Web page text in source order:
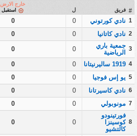
# فريق ل
خارج الارض
استقبل
1 نادي كورتوني 0
0
2 نادي كاتانيا 0
0
3 جمعية باري
الرياضية
0
0
4 1919 ساليرنيتانا 0
0
5 يو إس فوجيا 0
0
6 نادي كاسيرتانا 0
0
7 مونوبولي 0
0
8
فورتينودو
كوسينزا
كالتشيو
0
0